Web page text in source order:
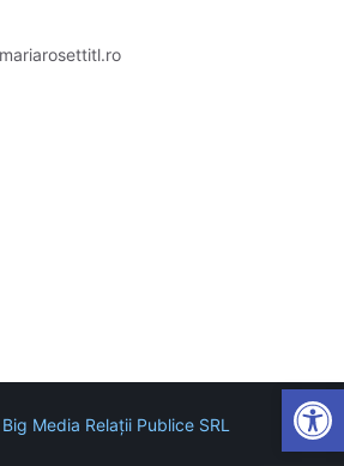
Big Media Relații Publice SRL